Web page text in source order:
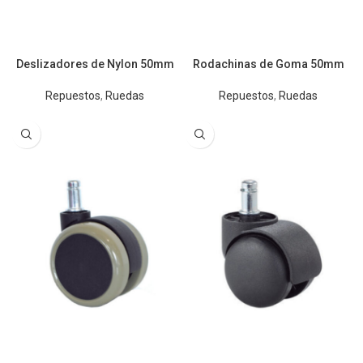
Deslizadores de Nylon 50mm
Repuestos, Ruedas
Rodachinas de Goma 50mm
Repuestos, Ruedas